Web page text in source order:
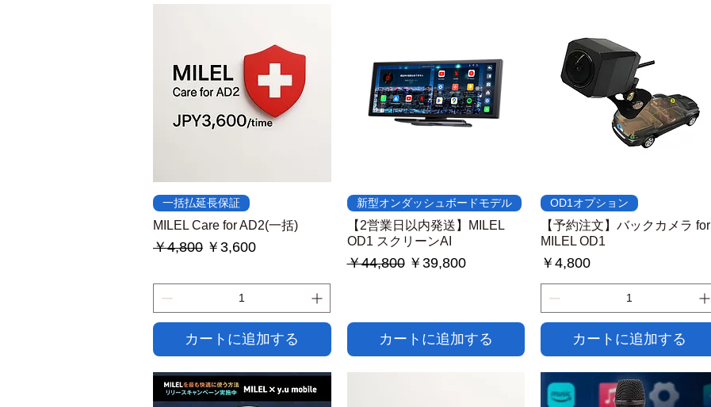
クイックビュー
一括払延長保証
MILEL Care for AD2(一括)
通常価格
￥4,800 セール価格
￥3,600
カートに追加する
クイックビュー
新型オンダッシュボードモデル
【2営業日以内発送】MILEL
OD1 スクリーンAI
通常価格
￥44,800 セール価格
￥39,800
カートに追加する
クイックビュー
OD1オプション
【予約注文】バックカメラ for
MILEL OD1
価格
￥4,800
カートに追加する